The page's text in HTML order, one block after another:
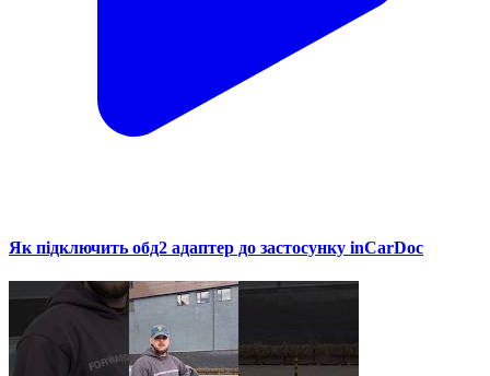
Як підключить обд2 адаптер до застосунку inCarDoc